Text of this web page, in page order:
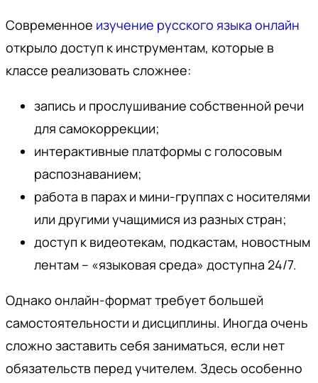
Современное изучение русского языка онлайн
открыло доступ к инструментам, которые в
классе реализовать сложнее:
запись и прослушивание собственной речи
для самокоррекции;
интерактивные платформы с голосовым
распознаванием;
работа в парах и мини-группах с носителями
или другими учащимися из разных стран;
доступ к видеотекам, подкастам, новостным
лентам – «языковая среда» доступна 24/7.
Однако онлайн-формат требует большей
самостоятельности и дисциплины. Иногда очень
сложно заставить себя заниматься, если нет
обязательств перед учителем. Здесь особенно